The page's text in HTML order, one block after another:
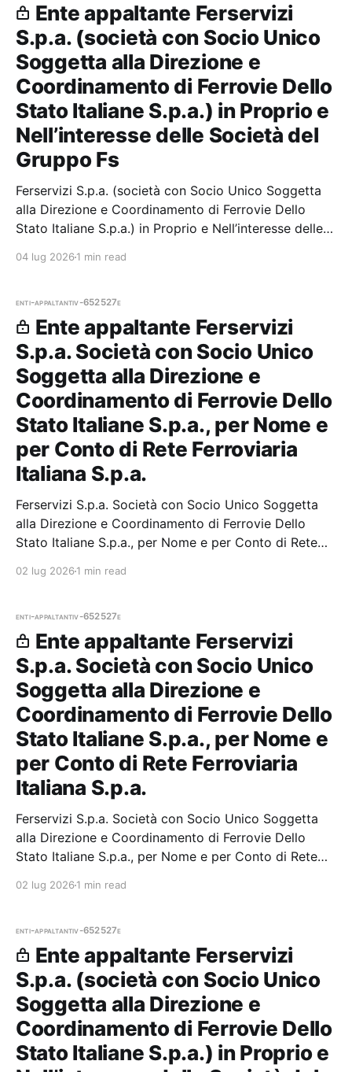
Ente appaltante Ferservizi
S.p.a. (società con Socio Unico
Soggetta alla Direzione e
Coordinamento di Ferrovie Dello
Stato Italiane S.p.a.) in Proprio e
Nell’interesse delle Società del
Gruppo Fs
Ferservizi S.p.a. (società con Socio Unico Soggetta
alla Direzione e Coordinamento di Ferrovie Dello
Stato Italiane S.p.a.) in Proprio e Nell’interesse delle
partecipazioni.
04 lug 2026 1 min read
enti-appaltantiv-652527e
Ente appaltante Ferservizi
S.p.a. Società con Socio Unico
Soggetta alla Direzione e
Coordinamento di Ferrovie Dello
Stato Italiane S.p.a., per Nome e
per Conto di Rete Ferroviaria
Italiana S.p.a.
Ferservizi S.p.a. Società con Socio Unico Soggetta
alla Direzione e Coordinamento di Ferrovie Dello
Stato Italiane S.p.a., per Nome e per Conto di Rete
partecipazioni.
02 lug 2026 1 min read
enti-appaltantiv-652527e
Ente appaltante Ferservizi
S.p.a. Società con Socio Unico
Soggetta alla Direzione e
Coordinamento di Ferrovie Dello
Stato Italiane S.p.a., per Nome e
per Conto di Rete Ferroviaria
Italiana S.p.a.
Ferservizi S.p.a. Società con Socio Unico Soggetta
alla Direzione e Coordinamento di Ferrovie Dello
Stato Italiane S.p.a., per Nome e per Conto di Rete
partecipazioni.
02 lug 2026 1 min read
enti-appaltantiv-652527e
Ente appaltante Ferservizi
S.p.a. (società con Socio Unico
Soggetta alla Direzione e
Coordinamento di Ferrovie Dello
Stato Italiane S.p.a.) in Proprio e